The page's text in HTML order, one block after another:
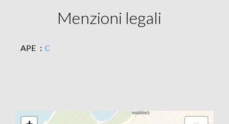
Menzioni legali
APE C